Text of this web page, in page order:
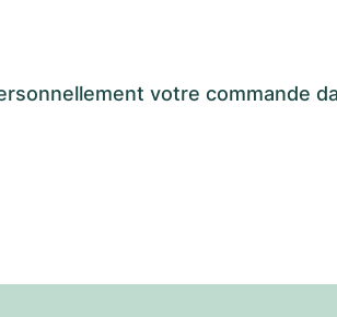
votre commande